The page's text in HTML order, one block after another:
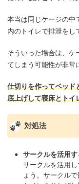
本当は同じケージの中
内のトイレで排泄をし
そういった場合は、ケ
てしまう可能性が非常
仕切りを作ってベッド
底上げして寝床とトイ
対処法
サークルを活用す
サークルを活用
ょう。サークル